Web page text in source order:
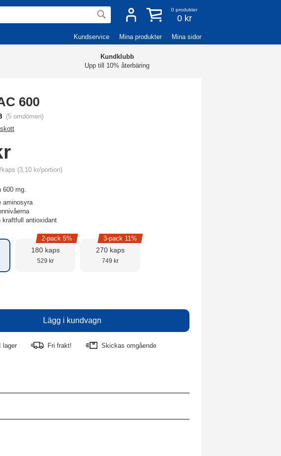
0 produkter
0 kr
Kundservice Mina produkter Mina sidor
Kundklubb
Upp till 10% återbäring
600
(5 omdömen)
(3,10 kr/portion)
600 mg.
aminosyra
kraftfull antioxidant
180 kaps
529 kr
2-pack 5%
270 kaps
749 kr
3-pack 11%
I lager Fri frakt! Skickas omgående